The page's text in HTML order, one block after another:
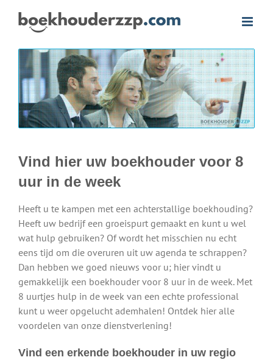
Vind hier uw boekhouder voor 8
uur in de week
Heeft u te kampen met een achterstallige boekhouding?
Heeft uw bedrijf een groeispurt gemaakt en kunt u wel
wat hulp gebruiken? Of wordt het misschien nu echt
eens tijd om die overuren uit uw agenda te schrappen?
Dan hebben we goed nieuws voor u; hier vindt u
gemakkelijk een boekhouder voor 8 uur in de week. Met
8 uurtjes hulp in de week van een echte professional
kunt u weer opgelucht ademhalen! Ontdek hier alle
voordelen van onze dienstverlening!
Vind een erkende boekhouder in uw regio